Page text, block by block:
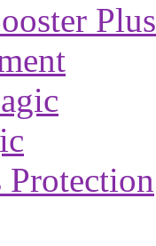
Plus
Protection